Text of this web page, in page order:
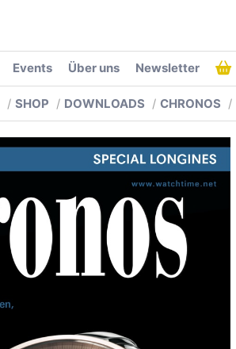
Events Über uns Newsletter
SHOP DOWNLOADS CHRONOS